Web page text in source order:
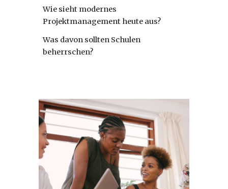
Wie sieht modernes
Projektmanagement heute aus?
Was davon sollten Schulen
beherrschen?